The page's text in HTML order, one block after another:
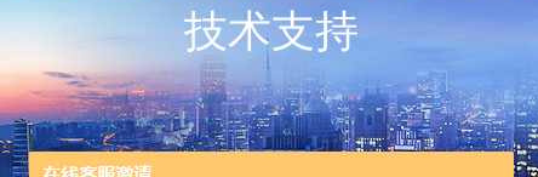
技术支持